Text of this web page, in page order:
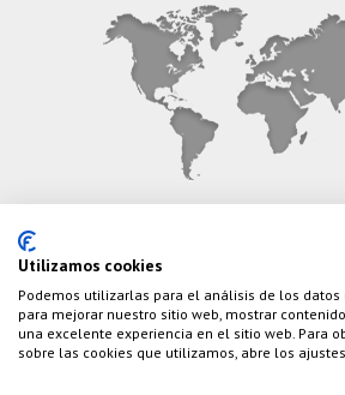
Teléfono: (+34) 626 495 499
E-Mail: info@cazaylibros.com
Utilizamos cookies
Podemos utilizarlas para el análisis de los datos
para mejorar nuestro sitio web, mostrar
una excelente experiencia en el sitio web. Para
sobre las cookies que utilizamos, abre los